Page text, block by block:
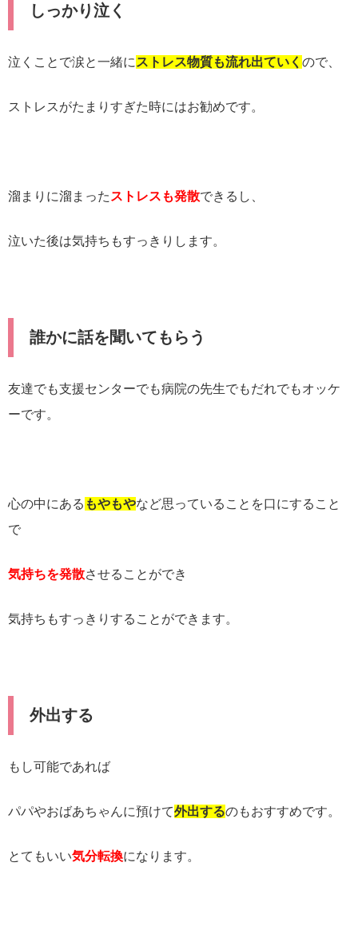
しっかり泣く
泣くことで涙と一緒に ストレス物質も流れ出ていく ので、
ストレスがたまりすぎた時にはお勧めです。
溜まりに溜まった ストレスも発散できるし、
泣いた後は気持ちもすっきりします。
誰かに話を聞いてもらう
友達でも支援センターでも病院の先生でもだれでもオッケ
ーです。
心の中にある もやもやなど思っていることを口にすること
で
気持ちを発散させることができ
気持ちもすっきりすることができます。
外出する
もし可能であれば
パパやおばあちゃんに預けて外出するのもおすすめです。
とてもいい気分転換になります。